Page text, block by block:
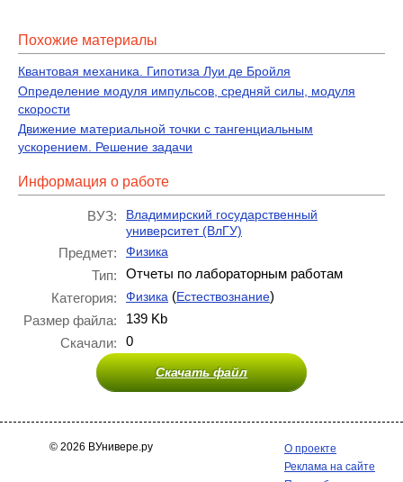
Похожие материалы
Квантовая механика. Гипотиза Луи де Бройля
Определение модуля импульсов, средняй силы, модуля
скорости
Движение материальной точки с тангенциальным
ускорением. Решение задачи
Информация о работе
ВУЗ:
Владимирский государственный
университет (ВлГУ)
Предмет: Физика
Тип:
Отчеты по лабораторным работам
Категория:
Физика (Естествознание)
Размер файла:
139 Kb
Скачали:
0
Скачать файл
© 2026 ВУнивере.ру
О проекте
Реклама на сайте